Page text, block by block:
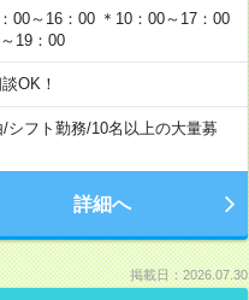
～16：00 ＊10：00～17：00
19：00
OK！
/シフト勤務/10名以上の大量募
詳細へ
掲載日：2026.07.30